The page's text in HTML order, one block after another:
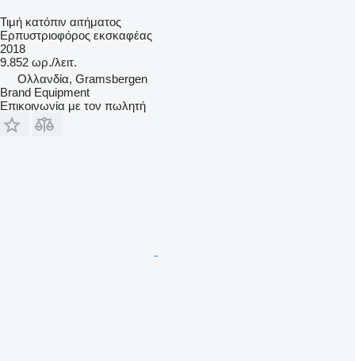
Τιμή κατόπιν αιτήματος
Ερπυστριοφόρος εκσκαφέας
2018
9.852 ωρ./λειτ.
Ολλανδία, Gramsbergen
Brand Equipment
Επικοινωνία με τον πωλητή